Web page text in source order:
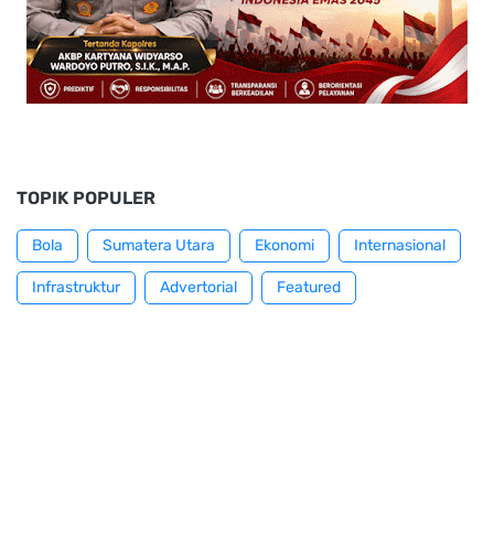
TOPIK POPULER
Bola Sumatera Utara Ekonomi Internasional
Infrastruktur Advertorial Featured